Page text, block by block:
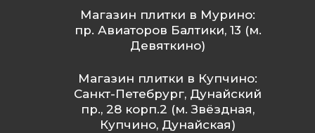
Магазин плитки в Мурино:
пр. Авиаторов Балтики, 13 (м.
Девяткино)
Магазин плитки в Купчино:
Санкт-Петебрург, Дунайский
пр., 28 корп.2 (м. Звёздная,
Купчино, Дунайская)